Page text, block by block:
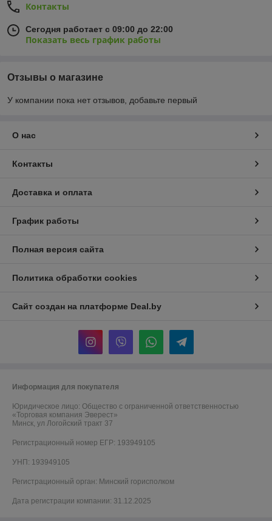
Контакты
Сегодня работает с 09:00 до 22:00
Показать весь график работы
Отзывы о магазине
У компании пока нет отзывов, добавьте первый
О нас
Контакты
Доставка и оплата
График работы
Полная версия сайта
Политика обработки cookies
Сайт создан на платформе Deal.by
Информация для покупателя
Юридическое лицо: Общество с ограниченной ответственностью
«Торговая компания Эверест»
Минск, ул Логойский тракт 37
Регистрационный номер ЕГР: 193949105
УНП: 193949105
Регистрационный орган: Минский горисполком
Дата регистрации компании: 31.12.2025